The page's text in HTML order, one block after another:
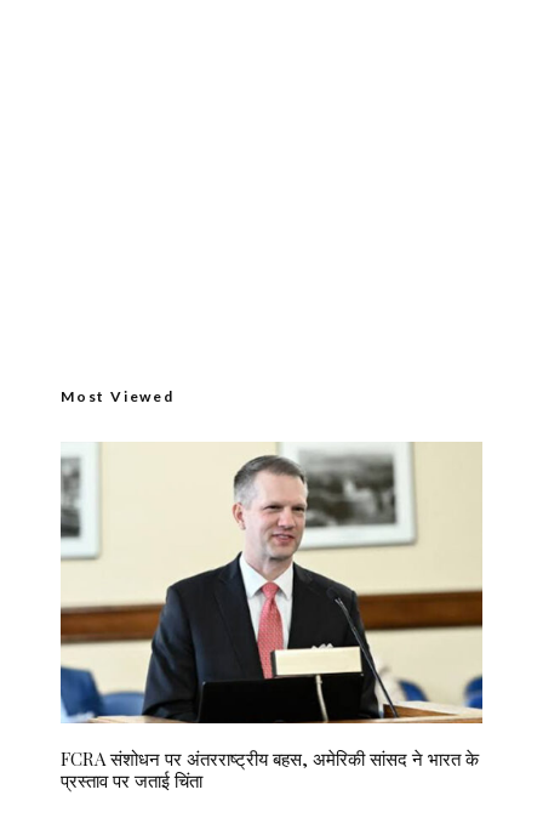
Most Viewed
FCRA संशोधन पर अंतरराष्ट्रीय बहस, अमेरिकी सांसद ने भारत के
प्रस्ताव पर जताई चिंता